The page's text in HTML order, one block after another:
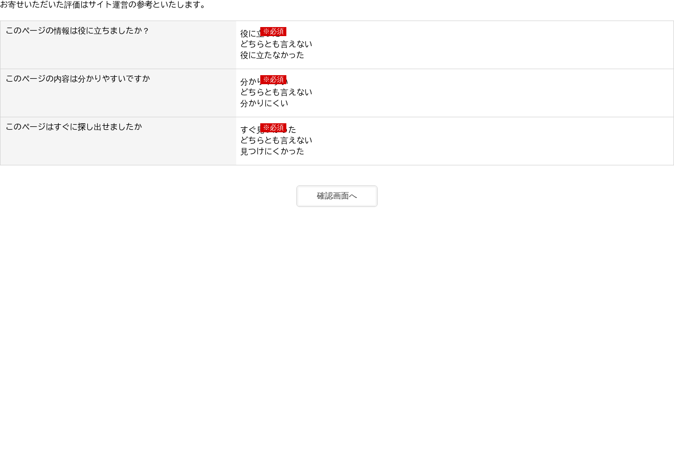
お寄せいただいた評価はサイト運営の参考といたします。
このページの情報は役に立ちましたか？ ※必須
役に立った
どちらとも言えない
役に立たなかった
このページの内容は分かりやすいですか ※必須
分かりやすい
どちらとも言えない
分かりにくい
このページはすぐに探し出せましたか ※必須
すぐ見つかった
どちらとも言えない
見つけにくかった